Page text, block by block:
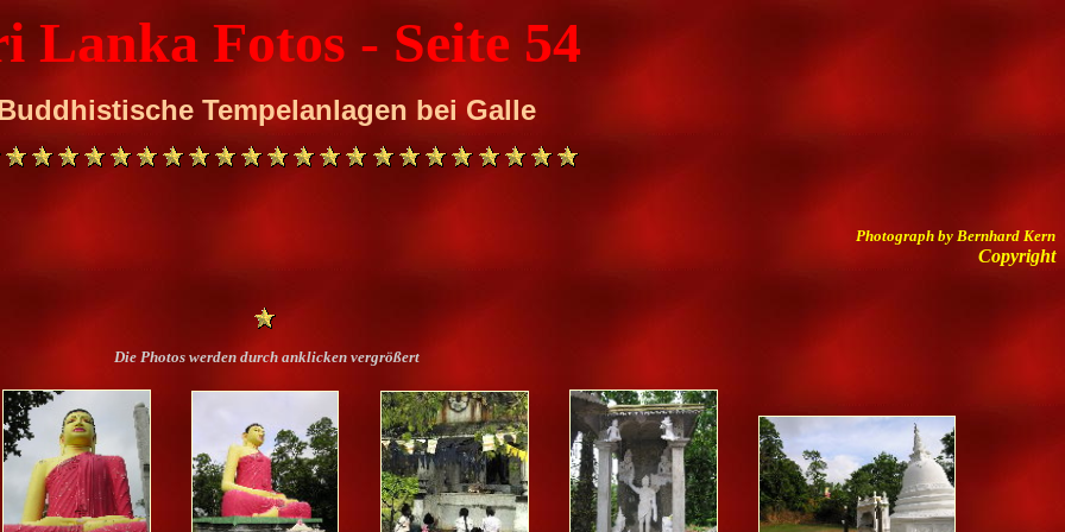
Lanka Fotos - Seite 54
Tempelanlagen bei Galle
Photograph by Bernhard Kern
Copyright
Die Photos werden durch anklicken vergrößert